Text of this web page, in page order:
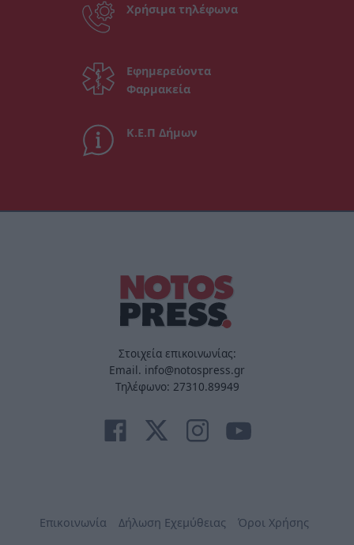
Χρήσιμα τηλέφωνα
Εφημερεύοντα
Φαρμακεία
Κ.Ε.Π Δήμων
Στοιχεία επικοινωνίας:
Email. info@notospress.gr
Τηλέφωνο: 27310.89949
Επικοινωνία Δήλωση Εχεμύθειας Όροι Χρήσης